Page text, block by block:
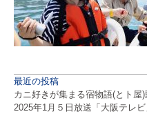
最近の投稿
カニ好きが集まる宿物語(とト屋)
2025年1月５日放送「大阪テレ